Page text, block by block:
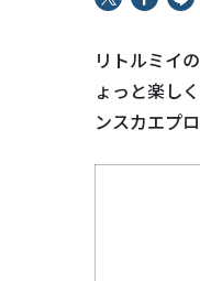
リトルミイ
ょっと楽し
ンスカエプ